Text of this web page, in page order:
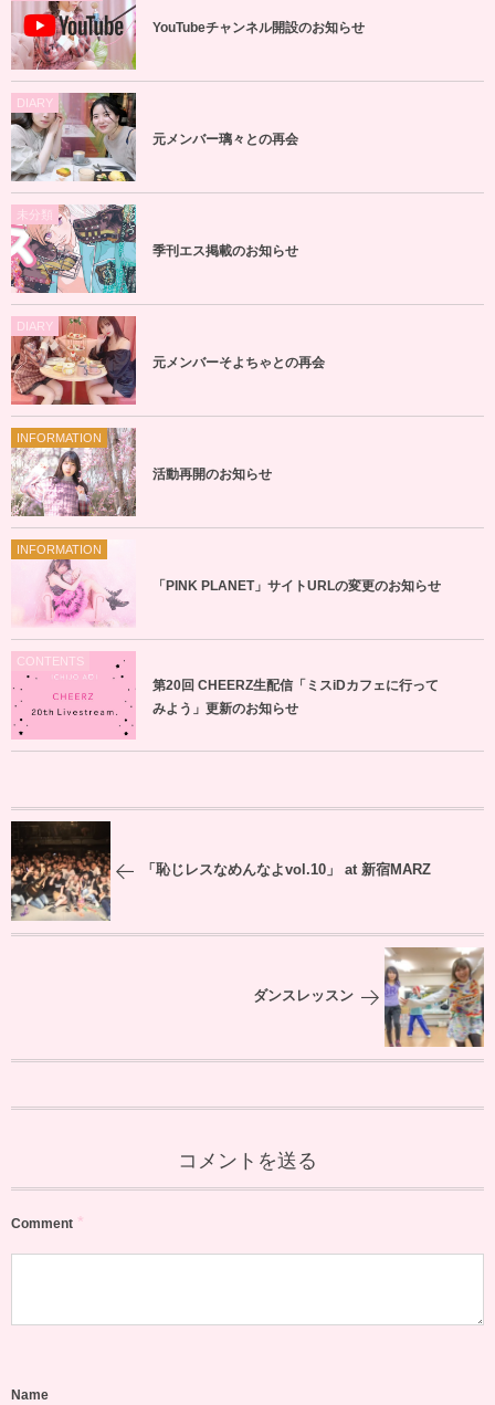
YouTubeチャンネル開設のお知らせ
DIARY
元メンバー璃々との再会
未分類
季刊エス掲載のお知らせ
DIARY
元メンバーそよちゃとの再会
INFORMATION
活動再開のお知らせ
INFORMATION
「PINK PLANET」サイトURLの変更のお知らせ
CONTENTS
第20回 CHEERZ生配信「ミスiDカフェに行って
みよう」更新のお知らせ
「恥じレスなめんなよvol.10」 at 新宿MARZ
ダンスレッスン
コメントを送る
Comment *
Name